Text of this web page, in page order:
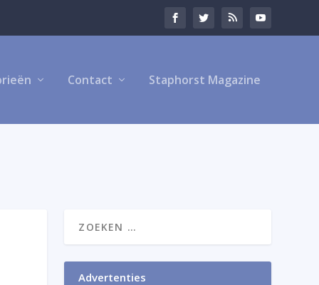
Contact Staphorst Magazine
Advertenties